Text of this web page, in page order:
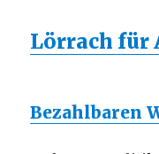
Lörrach für
Bezahlbaren